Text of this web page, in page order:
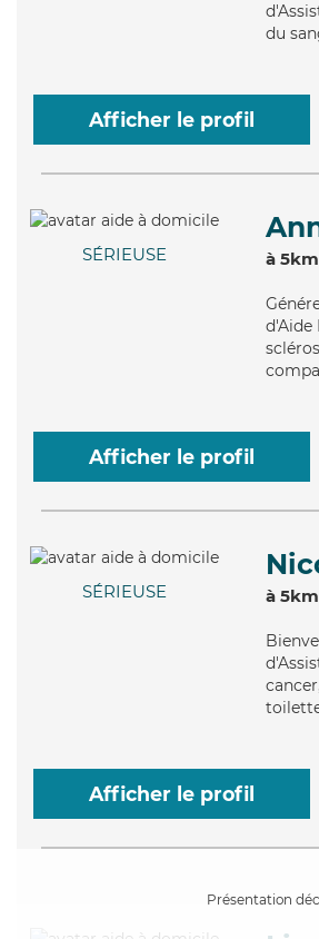
du
Afficher le profil
SÉRIEUSE à
d'Aide
Afficher le profil
SÉRIEUSE à
Afficher le profil
Présentation